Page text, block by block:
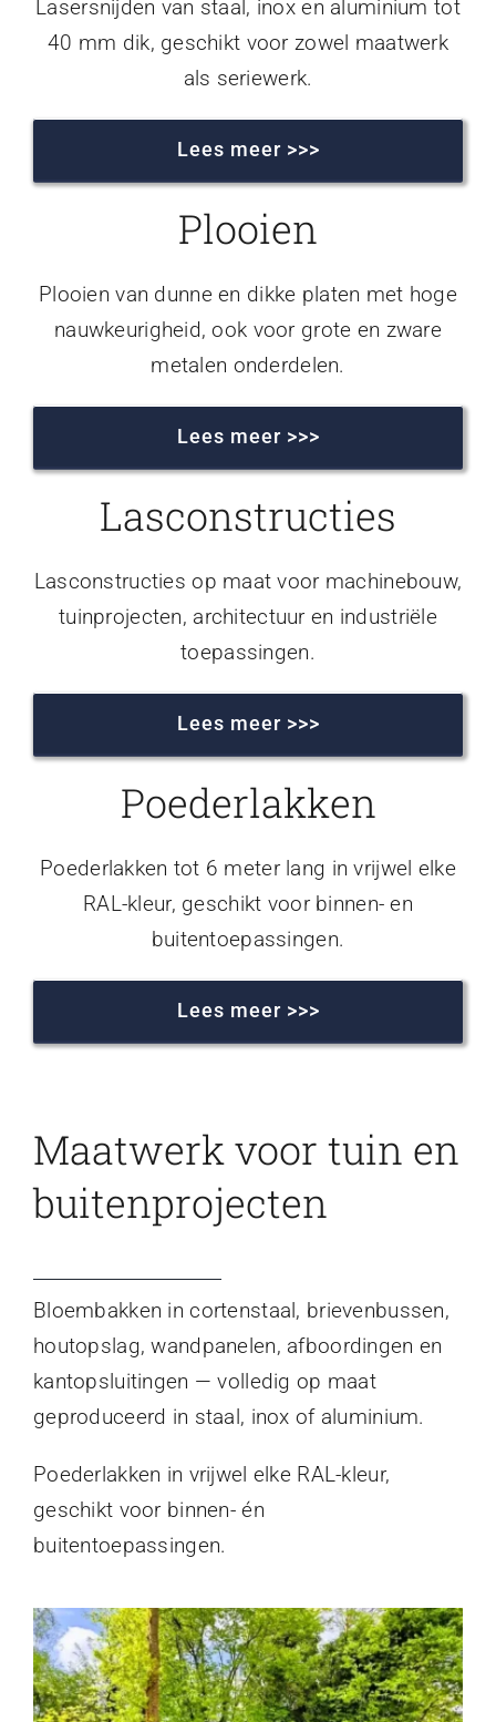
Lasersnijden van staal, inox en aluminium tot
40 mm dik, geschikt voor zowel maatwerk
als seriewerk.
Lees meer >>>
Plooien
Plooien van dunne en dikke platen met hoge
nauwkeurigheid, ook voor grote en zware
metalen onderdelen.
Lees meer >>>
Lasconstructies
Lasconstructies op maat voor machinebouw,
tuinprojecten, architectuur en industriële
toepassingen.
Lees meer >>>
Poederlakken
Poederlakken tot 6 meter lang in vrijwel elke
RAL-kleur, geschikt voor binnen- en
buitentoepassingen.
Lees meer >>>
Maatwerk voor tuin en
buitenprojecten
Bloembakken in cortenstaal, brievenbussen,
houtopslag, wandpanelen, afboordingen en
kantopsluitingen — volledig op maat
geproduceerd in staal, inox of aluminium.
Poederlakken in vrijwel elke RAL-kleur,
geschikt voor binnen- én
buitentoepassingen.